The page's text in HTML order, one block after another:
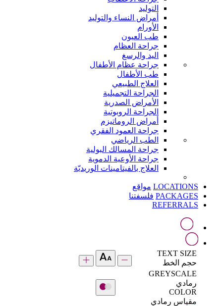
التوليد
أمراض النساء والتوليد
الأورام
طب العيون
جراحة العظام
اليد والرسغ
جراحة عظام الأطفال
طب الأطفال
العلاج الطبيعي
الجراحة التجميلية
الأمراض الصدرية
الجراحة الروبوتية
أمراض الروماتيزم
جراحة العمود الفقري
الطب الرياضي
جراحة المسالك البولية
جراحة الأوعية الدموية
العلاج بالفيتامينات الوريديّة
LOCATIONS مواقع
PACKAGES فلسفتنا
REFERRALS
TEXT SIZE
حجم الخط
GREYSCALE
رمادي
COLOR
مقياس رمادي